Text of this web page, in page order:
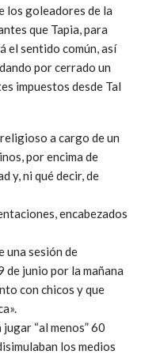
los goleadores de la
que Tapia, para
el sentido común, así
por cerrado un
impuestos desde Tal
a cargo de un
por encima de
y, ni qué decir, de
encabezados
una sesión de
de junio por la mañana
con chicos y que
“al menos” 60
los medios